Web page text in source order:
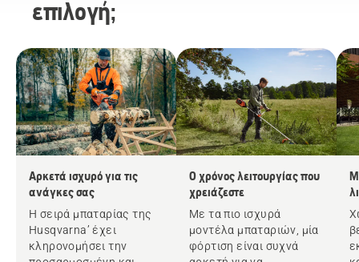
επιλογή;
Αρκετά ισχυρό για τις
ανάγκες σας
Η σειρά μπαταρίας της
Husqvarna’ έχει
κληρονομήσει την
Ο χρόνος λειτουργίας που
χρειάζεστε
Με τα πιο ισχυρά
μοντέλα μπαταριών, μία
φόρτιση είναι συχνά